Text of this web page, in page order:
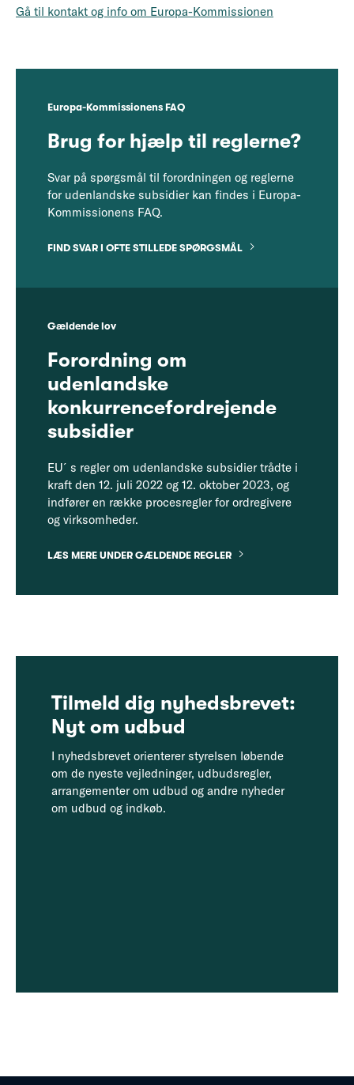
Gå til kontakt og info om Europa-Kommissionen
Europa-Kommissionens FAQ
Brug for hjælp til reglerne?
Svar på spørgsmål til forordningen og reglerne
for udenlandske subsidier kan findes i Europa-
Kommissionens FAQ.
FIND SVAR I OFTE STILLEDE SPØRGSMÅL
Gældende lov
Forordning om
udenlandske
konkurrencefordrejende
subsidier
EU´s regler om udenlandske subsidier trådte i
kraft den 12. juli 2022 og 12. oktober 2023, og
indfører en række procesregler for ordregivere
og virksomheder.
LÆS MERE UNDER GÆLDENDE REGLER
Tilmeld dig nyhedsbrevet:
Nyt om udbud
I nyhedsbrevet orienterer styrelsen løbende
om de nyeste vejledninger, udbudsregler,
arrangementer om udbud og andre nyheder
om udbud og indkøb.